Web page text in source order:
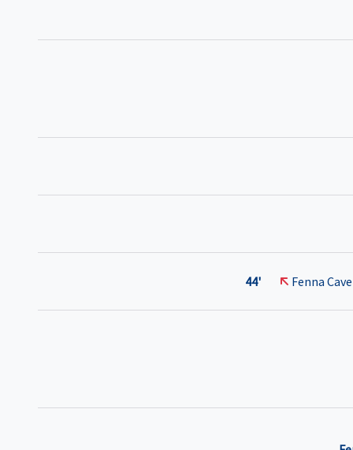
Fenna
44'